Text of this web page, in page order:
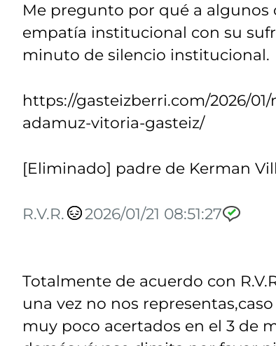
Me pregunto por qué a algunos
empatía institucional con su
minuto de silencio institucional.
https://gasteizberri.com/2026/
adamuz-vitoria-gasteiz/
[Eliminado] padre de Kerman
R.V.R. 2026/01/21 08:51:27
Totalmente de acuerdo con
una vez no nos
muy poco acertados en el 3 de